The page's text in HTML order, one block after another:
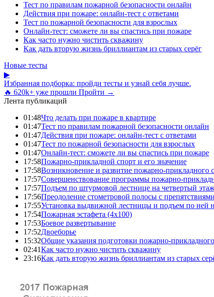
Тест по правилам пожарной безопасности онлайн
Действия при пожаре: онлайн-тест с ответами
Тест по пожарной безопасности для взрослых
Онлайн-тест: сможете ли вы спастись при пожаре
Как часто нужно чистить скважину
Как дать вторую жизнь бриллиантам из старых серёг
Новые тесты
▶
Избранная подборка: пройди тесты и узнай себя лучше.
🔥 620k+ уже прошли Пройти →
Лента публикаций
01:48Что делать при пожаре в квартире
01:47Тест по правилам пожарной безопасности онлайн
01:47Действия при пожаре: онлайн-тест с ответами
01:47Тест по пожарной безопасности для взрослых
01:47Онлайн-тест: сможете ли вы спастись при пожаре
17:58Пожарно-прикладной спорт и его значение
17:58Возникновение и развитие пожарно-прикладного
17:57Совершенствование программы пожарно-
17:57Подъем по штурмовой лестнице на четвертый
17:56Преодоление стометровой полосы с препятствиями
17:55Установка выдвижной лестницы и подъем по ней
17:54Пожарная эстафета (4x100)
17:53Боевое развертывание
17:52Двоеборье
15:32Общие указания подготовки пожарно-
02:41Как часто нужно чистить скважину
23:16Как дать вторую жизнь бриллиантам из старых